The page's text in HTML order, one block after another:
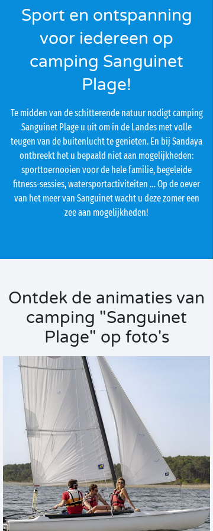
Sport en ontspanning
voor iedereen op
camping Sanguinet
Plage!
Te midden van de schitterende natuur nodigt camping
Sanguinet Plage u uit om in de Landes met volle
teugen van de buitenlucht te genieten. En bij Sandaya
ontbreekt het u bepaald niet aan mogelijkheden:
sporttoernooien voor de hele familie, begeleide
fitness-sessies, watersportactiviteiten … Op de oever
van het meer van Sanguinet wacht u deze zomer een
zee aan mogelijkheden!
Ontdek de animaties van
camping "Sanguinet
Plage" op foto's